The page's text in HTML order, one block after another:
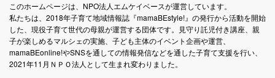
このホームページは、NPO法人エムケイベースが運営しています。
私たちは、2018年子育て地域情報誌『mamaBEstyle!』の発行から活動を開始
した、現役子育て世代の母親が運営する団体です。見守り託児付き講座、親
子が楽しめるマルシェの実施、子ども主体のイベント企画や運営、
mamaBEonline!やSNSを通しての情報発信などを通した子育て支援を行い、
2021年11月ＮＰＯ法人として生まれ変わりました。